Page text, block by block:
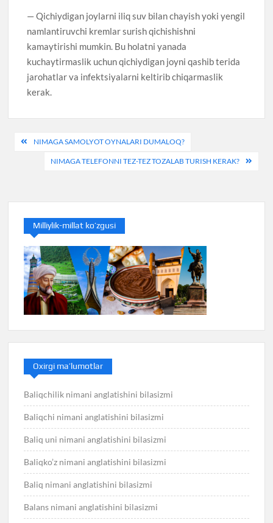
— Qichiydigan joylarni iliq suv bilan chayish yoki yengil
namlantiruvchi kremlar surish qichishishni
kamaytirishi mumkin. Bu holatni yanada
kuchaytirmaslik uchun qichiydigan joyni qashib terida
jarohatlar va infektsiyalarni keltirib chiqarmaslik
kerak.
Post
menyusi
NIMAGA SAMOLYOT OYNALARI DUMALOQ?
NIMAGA TELEFONNI TEZ-TEZ TOZALAB TURISH KERAK?
Milliylik-millat ko’zgusi
Oxirgi ma’lumotlar
Baliqchilik nimani anglatishini bilasizmi
Baliqchi nimani anglatishini bilasizmi
Baliq uni nimani anglatishini bilasizmi
Baliqko’z nimani anglatishini bilasizmi
Baliq nimani anglatishini bilasizmi
Balans nimani anglatishini bilasizmi